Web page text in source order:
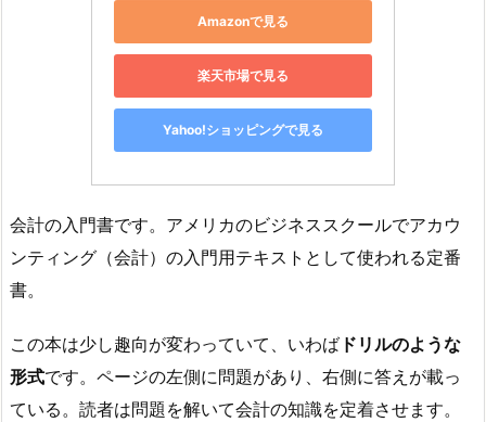
Amazonで見る
楽天市場で見る
Yahoo!ショッピングで見る
会計の入門書です。アメリカのビジネススクールでアカウ
ンティング（会計）の入門用テキストとして使われる定番
書。
この本は少し趣向が変わっていて、いわば ドリルのような
形式です。ページの左側に問題があり、右側に答えが載っ
ている。読者は問題を解いて会計の知識を定着させます。